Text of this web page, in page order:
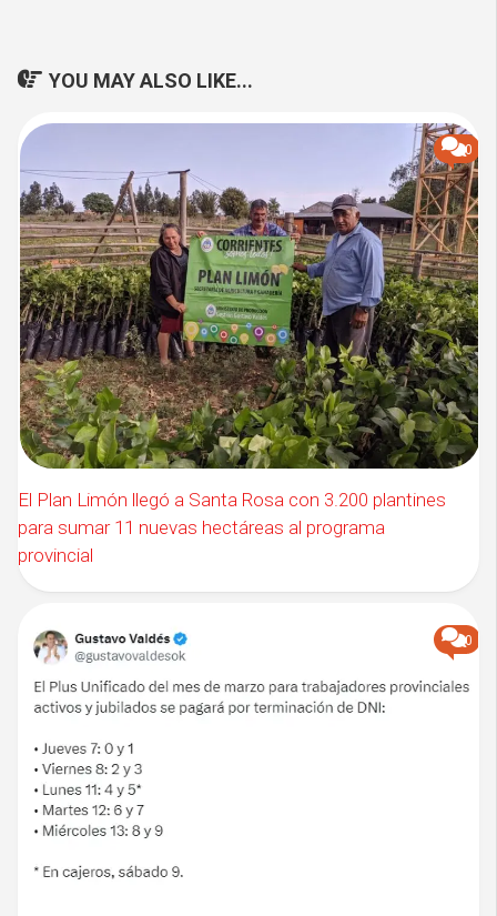
YOU MAY ALSO LIKE...
0
El Plan Limón llegó a Santa Rosa con 3.200 plantines
para sumar 11 nuevas hectáreas al programa
provincial
0